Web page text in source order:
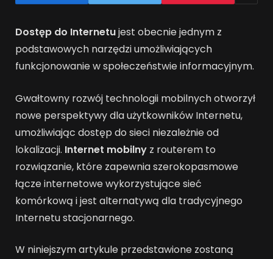
Dostęp do Internetujest obecnie jednym z
podstawowych narzędzi umożliwiających
funkcjonowanie w społeczeństwie informacyjnym.
Gwałtowny rozwój technologii mobilnych otworzył
nowe perspektywy dla użytkowników Internetu,
umożliwiając dostęp do sieci niezależnie od
lokalizacji. Internet mobilny z routerem to
rozwiązanie, które zapewnia szerokopasmowe
łącze internetowe wykorzystujące sieć
komórkową i jest alternatywą dla tradycyjnego
Internetu stacjonarnego.
W niniejszym artykule przedstawione zostaną